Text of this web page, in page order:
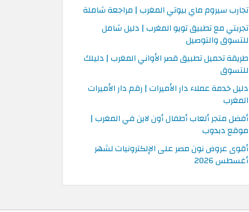
تجارب سيروم ماي بيوتي المغرب | مراجعة شاملة
تجربتي مع تطبيق تويو المغرب | دليل شامل
للتسوق والتوصيل
طريقة تحميل تطبيق قصر الأواني المغرب | دليلك
للتسوق
دليل خدمة عملاء دار الأميرات | رقم دار الأميرات
المغرب
أفضل متجر ألعاب أطفال أون لاين في المغرب |
موقع دبدوب
أقوى عروض نون مصر على الإلكترونيات لشهر
أغسطس 2026